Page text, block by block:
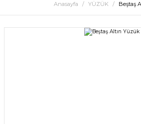
Anasayfa YÜZÜK Beştaş